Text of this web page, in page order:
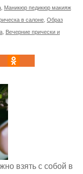
Маникюр педикюр макияж
в салоне Образ
Вечерние прически и
взять с собой в